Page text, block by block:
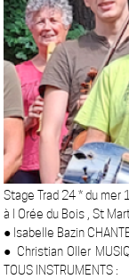
Stage Trad 24 * du
à l Orée du Bois , St
● Isabelle Bazin
● Christian Oller
TOUS INSTRUMENTS :